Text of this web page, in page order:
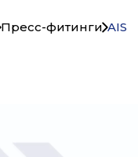
Пресс-фитинги AIS